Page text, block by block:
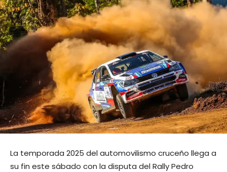
La temporada 2025 del automovilismo cruceño llega a
su fin este sábado con la disputa del Rally Pedro